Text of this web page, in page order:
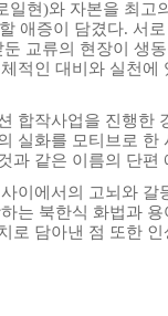
현)와 자본을 최고
애증이 담겼다. 서
교류의 현장이 생
적인 대비와 실천에
합작사업을 진행한
실화를 모티브로
같은 이름의 단편
이에서의 고뇌와
는 북한식 화법과
로 담아낸 점 또한